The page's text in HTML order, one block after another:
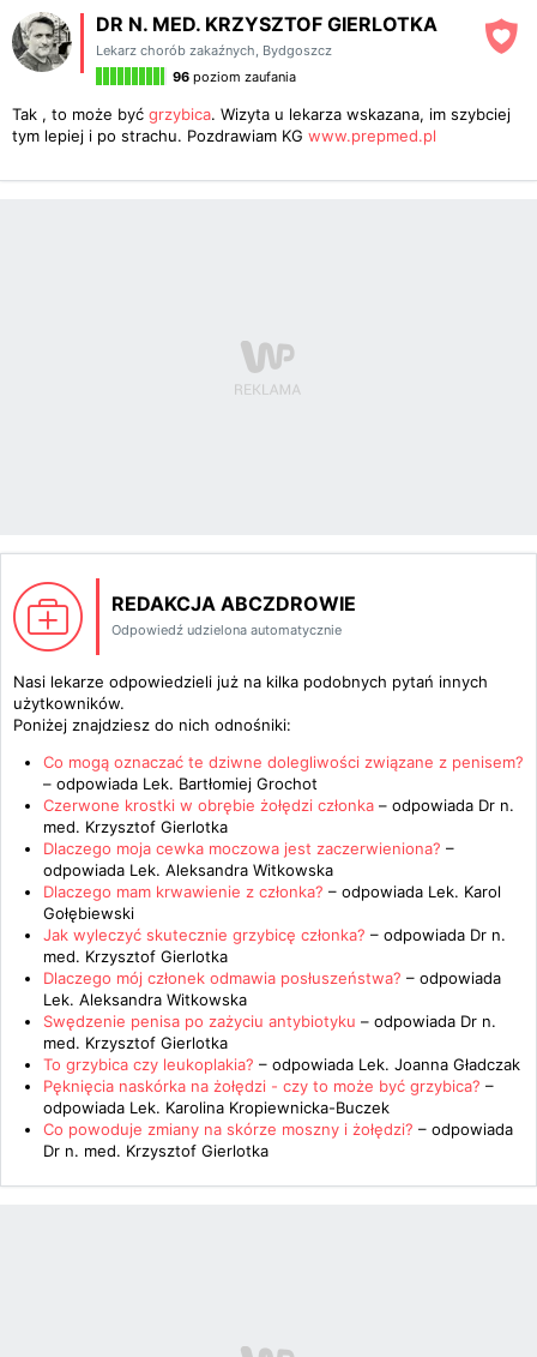
DR N. MED. KRZYSZTOF GIERLOTKA
Lekarz chorób zakaźnych, Bydgoszcz
96 poziom zaufania
Tak , to może być grzybica. Wizyta u lekarza wskazana, im szybciej
tym lepiej i po strachu. Pozdrawiam KG www.prepmed.pl
REDAKCJA ABCZDROWIE
Odpowiedź udzielona automatycznie
Nasi lekarze odpowiedzieli już na kilka podobnych pytań innych
użytkowników.
Poniżej znajdziesz do nich odnośniki:
Co mogą oznaczać te dziwne dolegliwości związane z penisem?
– odpowiada Lek. Bartłomiej Grochot
Czerwone krostki w obrębie żołędzi członka – odpowiada Dr n.
med. Krzysztof Gierlotka
Dlaczego moja cewka moczowa jest zaczerwieniona? –
odpowiada Lek. Aleksandra Witkowska
Dlaczego mam krwawienie z członka? – odpowiada Lek. Karol
Gołębiewski
Jak wyleczyć skutecznie grzybicę członka? – odpowiada Dr n.
med. Krzysztof Gierlotka
Dlaczego mój członek odmawia posłuszeństwa? – odpowiada
Lek. Aleksandra Witkowska
Swędzenie penisa po zażyciu antybiotyku – odpowiada Dr n.
med. Krzysztof Gierlotka
To grzybica czy leukoplakia? – odpowiada Lek. Joanna Gładczak
Pęknięcia naskórka na żołędzi - czy to może być grzybica? –
odpowiada Lek. Karolina Kropiewnicka-Buczek
Co powoduje zmiany na skórze moszny i żołędzi? – odpowiada
Dr n. med. Krzysztof Gierlotka